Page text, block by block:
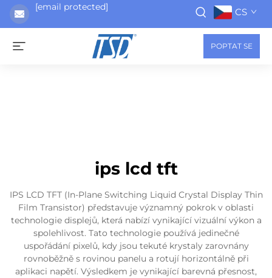
[email protected] CS
POPTAT SE
ips lcd tft
IPS LCD TFT (In-Plane Switching Liquid Crystal Display Thin
Film Transistor) představuje významný pokrok v oblasti
technologie displejů, která nabízí vynikající vizuální výkon a
spolehlivost. Tato technologie používá jedinečné
uspořádání pixelů, kdy jsou tekuté krystaly zarovnány
rovnoběžně s rovinou panelu a rotují horizontálně při
aplikaci napětí. Výsledkem je vynikající barevná přesnost,